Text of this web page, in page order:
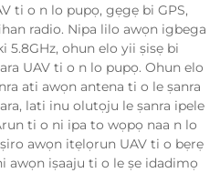
ti o n lo pupọ, gẹgẹ bi GPS,
radio. Nipa lilo awọn igbega
5.8GHz, ohun elo yii ṣisẹ bi
UAV ti o n lo pupọ. Ohun elo
ati awọn antena ti o le ṣanra
lati inu olutọju le ṣanra ipele
ti o ni ipa to wọpọ naa n lo
awọn itẹlọrun UAV ti o bẹrẹ
awọn iṣaaju ti o le ṣe idadimọ